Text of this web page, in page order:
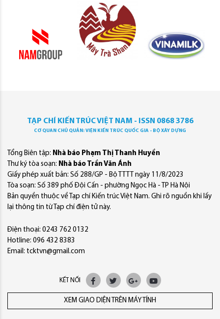
TẠP CHÍ KIẾN TRÚC VIỆT NAM - ISSN 0868 3786
CƠ QUAN CHỦ QUẢN: VIỆN KIẾN TRÚC QUỐC GIA - BỘ XÂY DỰNG
Tổng Biên tập: Nhà báo Phạm Thị Thanh Huyền
Thư ký tòa soạn: Nhà báo Trần Văn Ánh
Giấy phép xuất bản: Số 288/GP - Bộ TTTT ngày 11/8/2023
Tòa soạn: Số 389 phố Đội Cấn - phường Ngọc Hà - TP Hà Nội
Bản quyền thuộc về Tạp chí Kiến trúc Việt Nam. Ghi rõ nguồn khi lấy
lại thông tin từ Tạp chí điện tử này.
Điện thoại: 0243 762 0132
Hotline: 096 432 8383
Email: tcktvn@gmail.com
KẾT NỐI
XEM GIAO DIỆN TRÊN MÁY TÍNH